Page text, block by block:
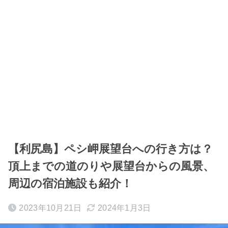
【利尻島】ペシ岬展望台への行き方は？
頂上までの道のりや展望台からの風景、
周辺の宿泊施設も紹介！
2023年10月21日 2024年1月3日